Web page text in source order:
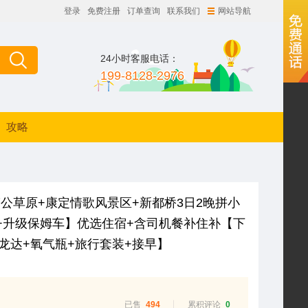
登录 免费注册 订单查询 联系我们 网站导航
24小时客服电话：
199-8128-2976
攻略
草原+康定情歌风景区+新都桥3日2晚拼小
级保姆车】优选住宿+含司机餐补住补【下
达+氧气瓶+旅行套装+接早】
已售 494 累积评论 0